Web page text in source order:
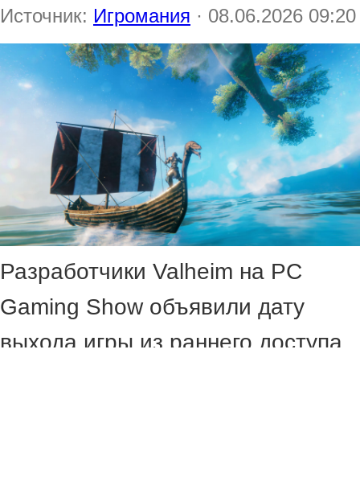
Источник: Игромания · 08.06.2026 09:20
Разработчики Valheim на PC
Gaming Show объявили дату
выхода игры из раннего доступа,